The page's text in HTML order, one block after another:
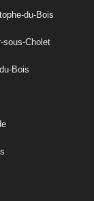
du-Bois
sous-Cholet
Bois